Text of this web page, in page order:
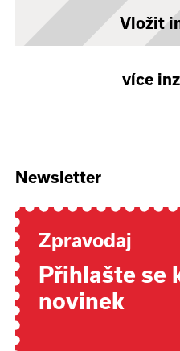
Vložit
více
Newsletter
Zpravodaj
Přihlašte se
novinek